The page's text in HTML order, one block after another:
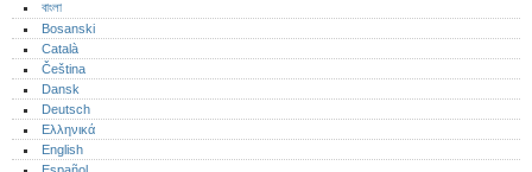
বাংলা
Bosanski
Català
Čeština
Dansk
Deutsch
Ελληνικά
English